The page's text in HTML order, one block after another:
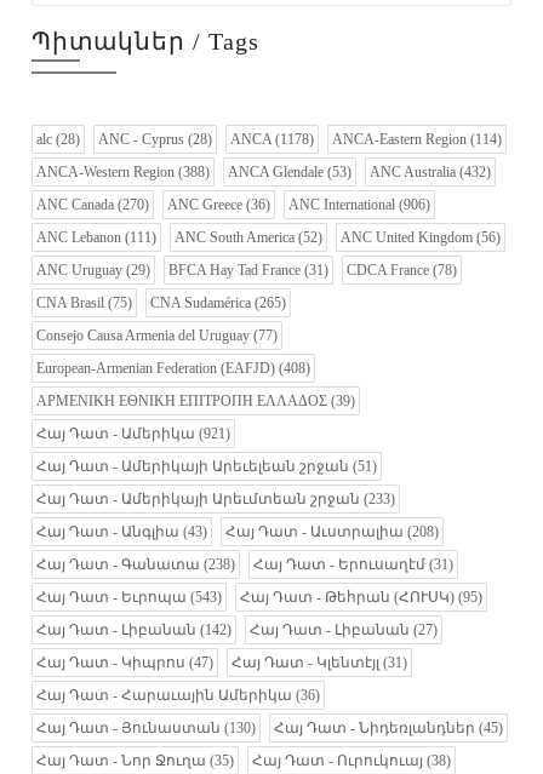
Պիտակներ / Tags
alc (28) ANC - Cyprus (28) ANCA (1178) ANCA-Eastern Region (114)
ANCA-Western Region (388) ANCA Glendale (53) ANC Australia (432)
ANC Canada (270) ANC Greece (36) ANC International (906)
ANC Lebanon (111) ANC South America (52) ANC United Kingdom (56)
ANC Uruguay (29) BFCA Hay Tad France (31) CDCA France (78)
CNA Brasil (75) CNA Sudamérica (265)
Consejo Causa Armenia del Uruguay (77)
European-Armenian Federation (EAFJD) (408)
ΑΡΜΕΝΙΚΗ ΕΘΝΙΚΗ ΕΠΙΤΡΟΠΗ ΕΛΛΑΔΟΣ (39)
Հայ Դատ - Ամերիկա (921)
Հայ Դատ - Ամերիկայի Արեւելեան շրջան (51)
Հայ Դատ - Ամերիկայի Արեւմտեան շրջան (233)
Հայ Դատ - Անգլիա (43) Հայ Դատ - Աւստրալիա (208)
Հայ Դատ - Գանատա (238) Հայ Դատ - Երուսաղէմ (31)
Հայ Դատ - Եւրոպա (543) Հայ Դատ - Թեհրան (ՀՈՒՍԿ) (95)
Հայ Դատ - Լիբանան (142) Հայ Դատ - Լիբանան (27)
Հայ Դատ - Կիպրոս (47) Հայ Դատ - Կլենտէյլ (31)
Հայ Դատ - Հարաւային Ամերիկա (36)
Հայ Դատ - Յունաստան (130) Հայ Դատ - Նիդեռլանդներ (45)
Հայ Դատ - Նոր Ջուղա (35) Հայ Դատ - Ուրուկուայ (38)